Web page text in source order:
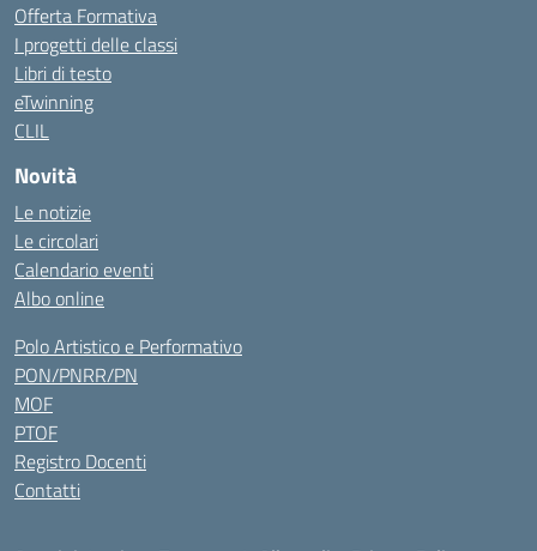
Offerta Formativa
I progetti delle classi
Libri di testo
eTwinning
CLIL
Novità
Le notizie
Le circolari
Calendario eventi
Albo online
Polo Artistico e Performativo
PON/PNRR/PN
MOF
PTOF
Registro Docenti
Contatti